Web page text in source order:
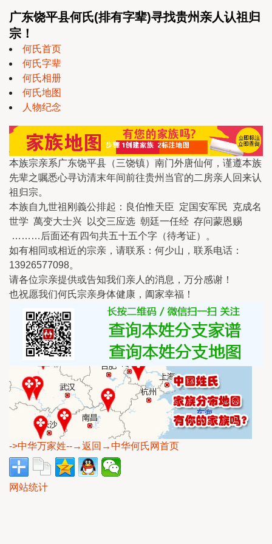
广东饶平县何氏(排有字辈)寻找贵州亲人认祖归
宗！
何氏首页
何氏字辈
何氏相册
何氏地图
人物纪念
本族宗亲系广东饶平县（三饶镇）南门外唐仙何，谨遵本族
先辈之嘱悉心寻访清末年间前往贵州当官的二房亲人回来认
祖归宗。
本族自九世祖刚義公排起：良伯惟天臣 定国安军民 克成名
世学 萬变大士兴 以交三应选 朝廷一任经 存问蒙恩赐
………后面还有四句共五十五个字（待考证）。
如有相同或相近的宗亲，请联系：何少山，联系电话：
13926577098。
请各位宗亲提供或告知我们亲人的消息，万分感谢！
也祝愿我们何氏宗亲身体健康，阖家幸福！
->中华万家姓--→返回→中华何氏网首页
网站统计